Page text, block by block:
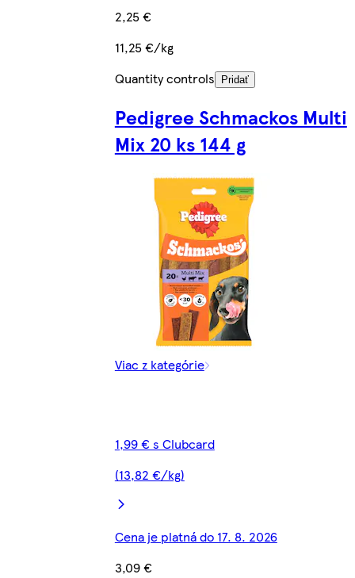
2,25 €
11,25 €/kg
Quantity controls
Pridať
Pedigree Schmackos Multi
Mix 20 ks 144 g
Viac z kategórie
1,99 € s Clubcard
(13,82 €/kg)
Cena je platná do 17. 8. 2026
3,09 €